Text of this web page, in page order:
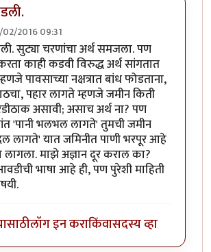
02/2016 09:31
सुट्या चरणांचा अर्थ समजला. पण
काही कडवी विरुद्ध अर्थ सांगतात
पावसाच्या नक्षत्रात बांध फोडताना,
पहार लागते म्हणजे जमीन किती
असावी; असाच अर्थ ना? पण
'पानी भलभल लागते' तुमची जमीन
लागते' यात जमिनीत पाणी भरपूर आहे
लागला. माझे अज्ञान दूर कराल का?
भाषा आहे ही, पण पुरेशी माहिती
लॉग इन कराकिंवासदस्य व्हा